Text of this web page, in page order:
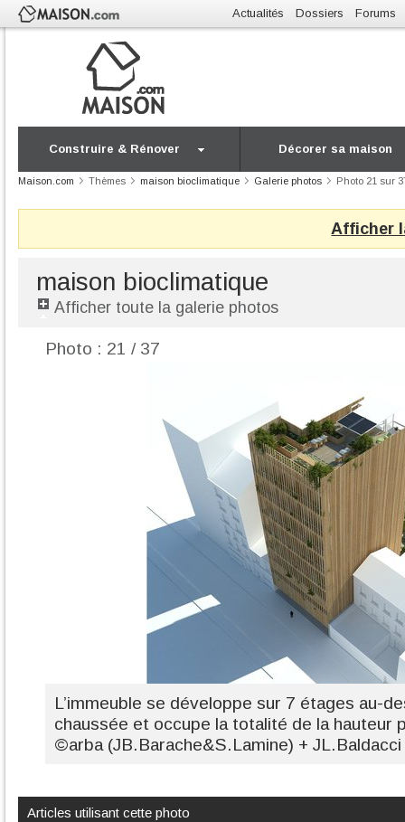
Actualités Dossiers Forums
Construire & Rénover Décorer sa maison
Maison.com Thèmes maison bioclimatique Galerie photos Photo 21 sur
Afficher
maison bioclimatique
Afficher toute la galerie photos
Photo : 21 / 37
L’immeuble se développe sur 7 étages au-
chaussée et occupe la totalité de la hauteur
©arba (JB.Barache&S.Lamine) + JL.Baldacci
Articles utilisant cette photo